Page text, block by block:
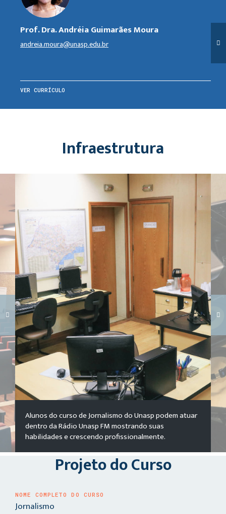
Prof. Dra. Andréia Guimarães Moura
andreia.moura@unasp.edu.br
VER CURRÍCULO
Infraestrutura
Carregando galeria...
Alunos do curso de Jornalismo do Unasp podem atuar
dentro da Rádio Unasp FM mostrando suas
habilidades e crescendo profissionalmente.
Projeto do Curso
NOME COMPLETO DO CURSO
Jornalismo